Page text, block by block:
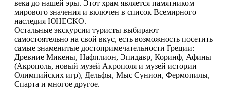
века до нашей эры. Этот храм является памятником
мирового значения и включен в список Всемирного
наследия ЮНЕСКО.
Остальные экскурсии туристы выбирают
самостоятельно на свой вкус, есть возможность посетить
самые знаменитые достопримечательности Греции:
Древние Микены, Нафплион, Эпидавр, Коринф, Афины
(Акрополь, новый музей Акрополя и музей истории
Олимпийских игр), Дельфы, Мыс Сунион, Фермопилы,
Спарта и многое другое.